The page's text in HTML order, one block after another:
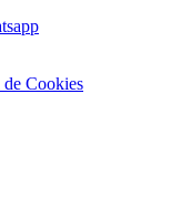
Cookies